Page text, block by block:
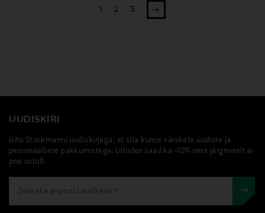
1 2 3
UUDISKIRI
Liitu Stockmanni uudiskirjaga, et olla kursis värskete uudiste ja
personaalsete pakkumistega. Liitudes saad ka -10% oma järgmiselt e-
poe ostult.